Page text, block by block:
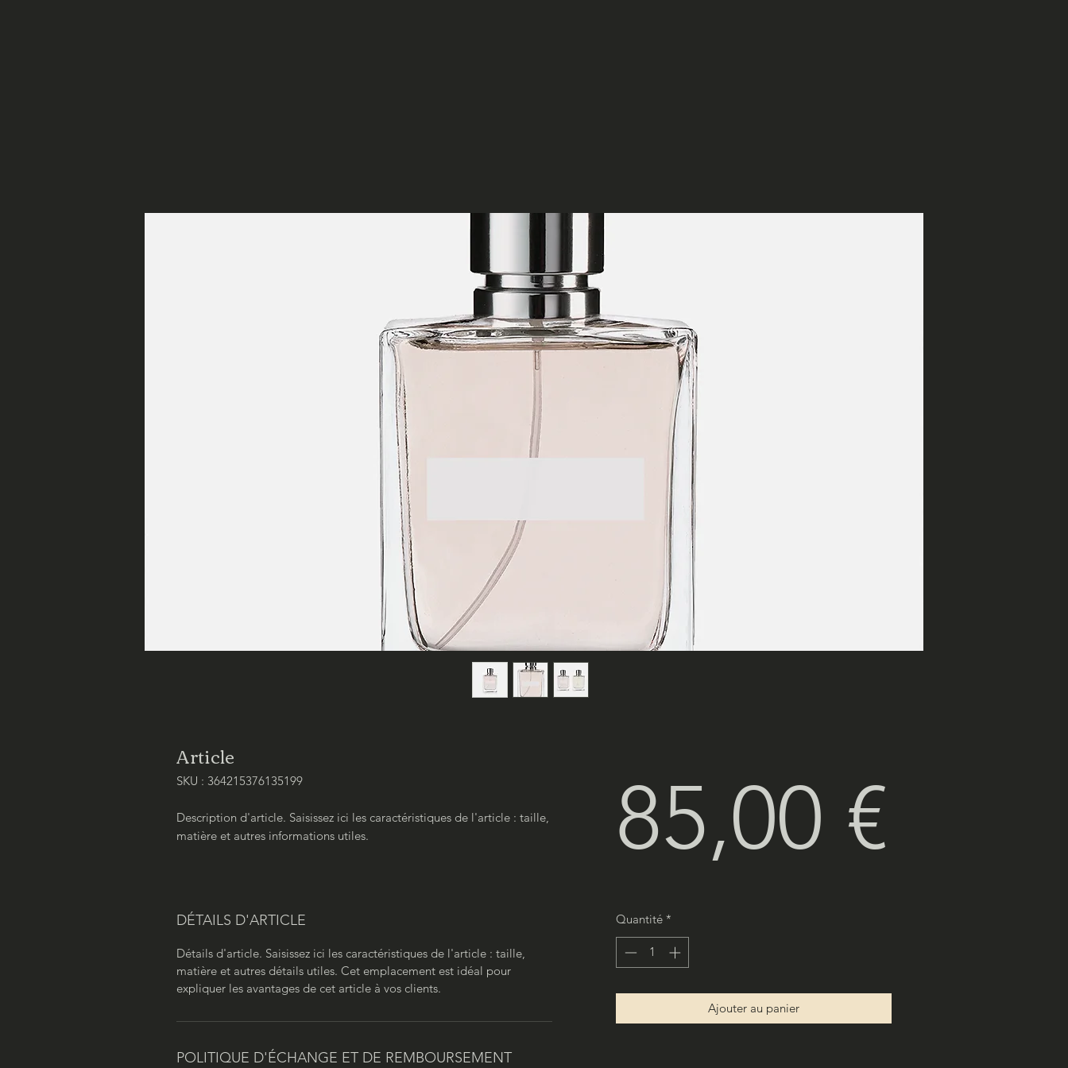
Article
SKU : 364215376135199
Description d'article. Saisissez ici les caractéristiques de l'article : taille,
matière et autres informations utiles.
DÉTAILS D'ARTICLE
Détails d'article. Saisissez ici les caractéristiques de l'article : taille,
matière et autres détails utiles. Cet emplacement est idéal pour
expliquer les avantages de cet article à vos clients.
POLITIQUE D'ÉCHANGE ET DE REMBOURSEMENT
85,00 €
Quantité *
Ajouter au panier